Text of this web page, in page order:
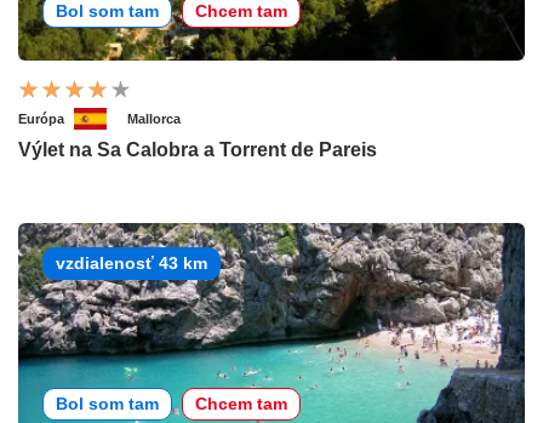
Bol som tam Chcem tam
Európa Mallorca
Výlet na Sa Calobra a Torrent de Pareis
vzdialenosť 43 km
Bol som tam Chcem tam